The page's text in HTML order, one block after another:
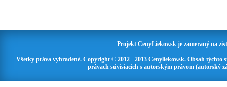
Projekt CenyLiekov.sk je zameraný na
Všetky práva vyhradené. Copyright © 2012 - 2013 Cenyliekov.sk. Obsah
právach súvisiacich s autorským právom (autorský